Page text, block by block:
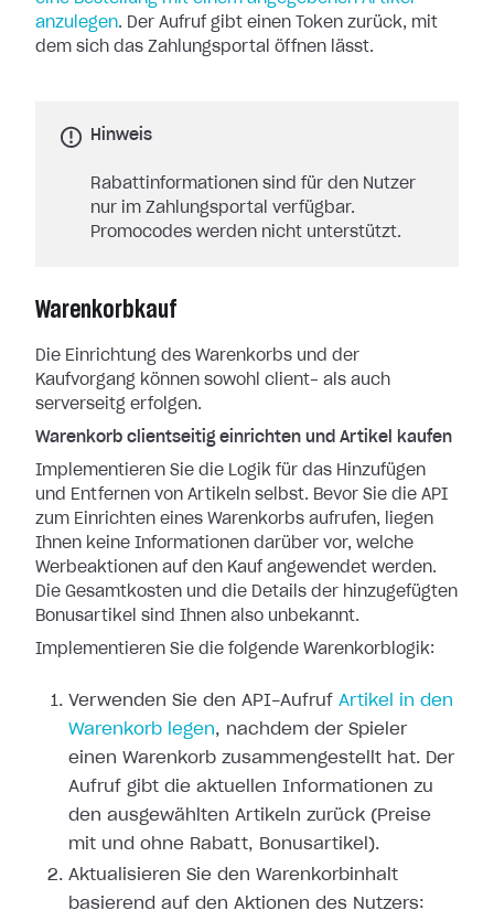
anzulegen. Der Aufruf gibt einen Token zurück, mit
dem sich das Zahlungsportal öffnen lässt.
Hinweis
Rabattinformationen sind für den Nutzer
nur im Zahlungsportal verfügbar.
Promocodes werden nicht unterstützt.
Warenkorbkauf
Die Einrichtung des Warenkorbs und der
Kaufvorgang können sowohl client- als auch
serverseitg erfolgen.
Warenkorb clientseitig einrichten und Artikel kaufen
Implementieren Sie die Logik für das Hinzufügen
und Entfernen von Artikeln selbst. Bevor Sie die API
zum Einrichten eines Warenkorbs aufrufen, liegen
Ihnen keine Informationen darüber vor, welche
Werbeaktionen auf den Kauf angewendet werden.
Die Gesamtkosten und die Details der hinzugefügten
Bonusartikel sind Ihnen also unbekannt.
Implementieren Sie die folgende Warenkorblogik:
Verwenden Sie den API-Aufruf Artikel in den
Warenkorb legen, nachdem der Spieler
einen Warenkorb zusammengestellt hat. Der
Aufruf gibt die aktuellen Informationen zu
den ausgewählten Artikeln zurück (Preise
mit und ohne Rabatt, Bonusartikel).
Aktualisieren Sie den Warenkorbinhalt
basierend auf den Aktionen des Nutzers: